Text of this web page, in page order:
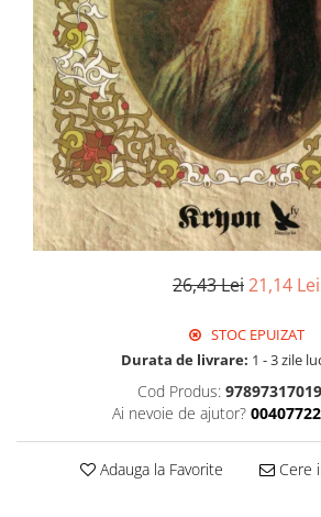
26,43 Lei21,14 Lei
STOC EPUIZAT
Durata de livrare: 1 - 3 zile
Cod Produs:
Ai nevoie de ajutor?
Adauga la Favorite Cere